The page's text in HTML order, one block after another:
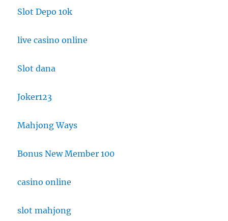
Slot Depo 10k
live casino online
Slot dana
Joker123
Mahjong Ways
Bonus New Member 100
casino online
slot mahjong